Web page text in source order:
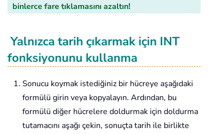
binlerce fare tıklamasını azaltın!
Yalnızca tarih çıkarmak için INT
fonksiyonunu kullanma
Sonucu koymak istediğiniz bir hücreye aşağıdaki
formülü girin veya kopyalayın. Ardından, bu
formülü diğer hücrelere doldurmak için doldurma
tutamacını aşağı çekin, sonuçta tarih ile birlikte